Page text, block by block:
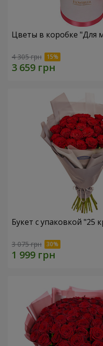
Цветы в коробке "Для
4 305 грн
Букет с упаковкой "25
3 075 грн